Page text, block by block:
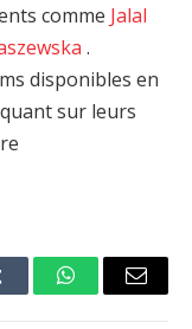
comme Jalal
.
disponibles en
sur leurs
WhatsAppEmail